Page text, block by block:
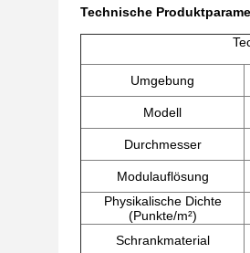
Technische
Umgebung
Modell
Durchmesser
Modulauflösung
Physikalische Dichte
(Punkte/m²)
Schrankmaterial